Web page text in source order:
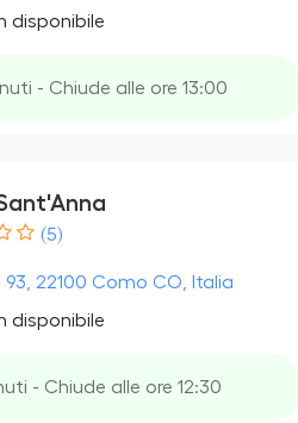
disponibile
- Chiude alle ore 13:00
(5)
93, 22100 Como CO, Italia
disponibile
- Chiude alle ore 12:30